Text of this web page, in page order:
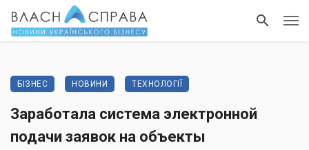
БІЗНЕС НОВИНИ ТЕХНОЛОГІЇ
Заработала система электронной
подачи заявок на объекты